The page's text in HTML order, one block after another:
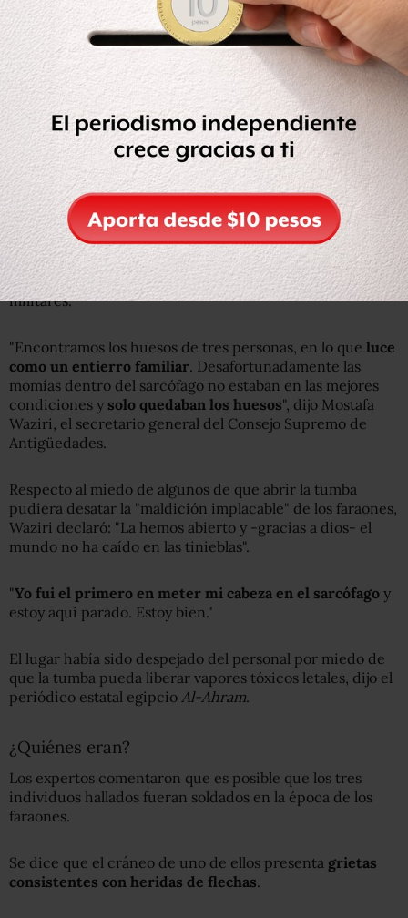
de oficiales del ejército del antiguo Egipto.
Según el periódico egipcio El-Watan , los expertos
primero levantaron la tapa de la tumba solo cinco
centímetros (dos pulgadas), antes de queel olor los
obligara a abandonar la escena
El sorprendente hallazgo en Egipto de un taller de
momificación y una misteriosa máscara de plata
El sorprendente descubrimiento de un fósil que
cambia la historia de los primeros humanos
Más tarde terminaron de abrirlo con la ayuda ingenieros
militares.
"Encontramos los huesos de tres personas, en lo que luce
como un entierro familiar. Desafortunadamente las
momias dentro del sarcófago no estaban en las mejores
condiciones y solo quedaban los huesos", dijo Mostafa
Waziri, el secretario general del Consejo Supremo de
Antigüedades.
Respecto al miedo de algunos de que abrir la tumba
pudiera desatar la "maldición implacable" de los faraones,
Waziri declaró: "La hemos abierto y -gracias a dios- el
mundo no ha caído en las tinieblas".
"Yo fui el primero en meter mi cabeza en el sarcófago y
estoy aquí parado. Estoy bien."
El lugar había sido despejado del personal por miedo de
que la tumba pueda liberar vapores tóxicos letales, dijo el
periódico estatal egipcio Al-Ahram.
¿Quiénes eran?
Los expertos comentaron que es posible que los tres
individuos hallados fueran soldados en la época de los
faraones.
Se dice que el cráneo de uno de ellos presenta grietas
consistentes con heridas de flechas.